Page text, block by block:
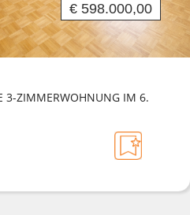
€ 598.000,00
3-ZIMMERWOHNUNG IM 6.